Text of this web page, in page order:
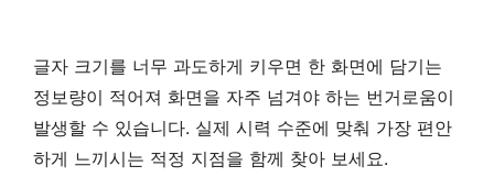
글자 크기를 너무 과도하게 키우면 한 화면에 담기는
정보량이 적어져 화면을 자주 넘겨야 하는 번거로움이
발생할 수 있습니다. 실제 시력 수준에 맞춰 가장 편안
하게 느끼시는 적정 지점을 함께 찾아 보세요.